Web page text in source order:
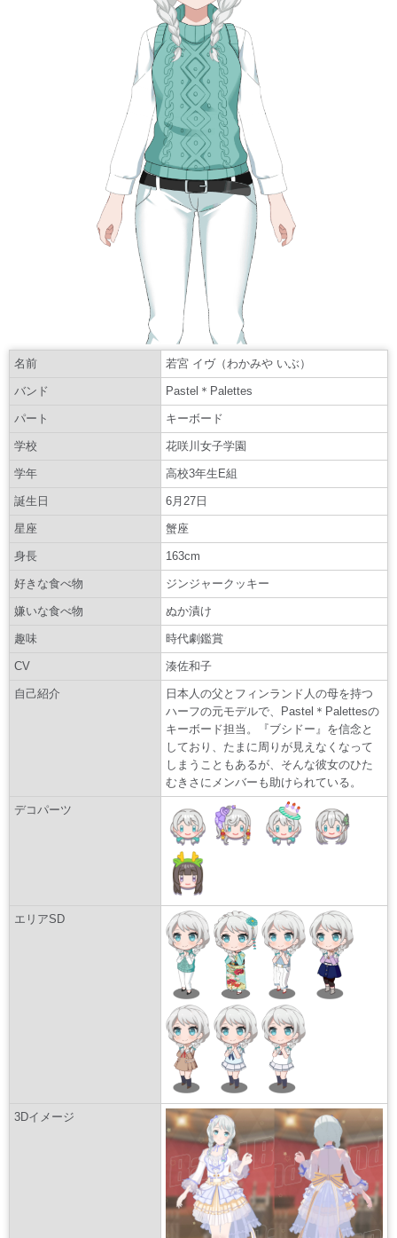
名前 若宮 イヴ（わかみや いぶ）
バンド Pastel＊Palettes
パート キーボード
学校 花咲川女子学園
学年 高校3年生E組
誕生日 6月27日
星座 蟹座
身長 163cm
好きな食べ物 ジンジャークッキー
嫌いな食べ物 ぬか漬け
趣味 時代劇鑑賞
CV 湊佐和子
自己紹介
日本人の父とフィンランド人の母を持つ
ハーフの元モデルで、Pastel＊Palettesの
キーボード担当。『ブシドー』を信念と
しており、たまに周りが見えなくなって
しまうこともあるが、そんな彼女のひた
むきさにメンバーも助けられている。
デコパーツ
エリアSD
3Dイメージ